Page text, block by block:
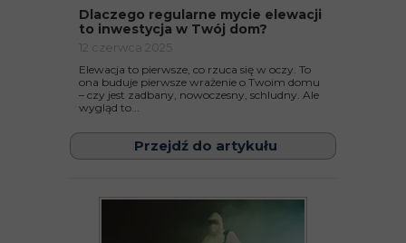
Dlaczego regularne mycie elewacji
to inwestycja w Twój dom?
12 czerwca 2025
Elewacja to pierwsze, co rzuca się w oczy. To
ona buduje pierwsze wrażenie o Twoim domu
– czy jest zadbany, nowoczesny, schludny. Ale
wygląd to...
Przejdź do artykułu